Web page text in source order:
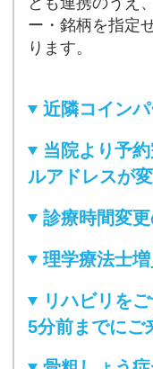
ー・銘柄を指定
ります。
近隣コイン
当院より予
ルアドレスが
診療時間変
理学療法士
リハビリを
5分前までにご